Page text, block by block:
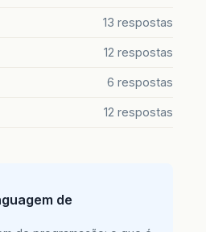
13 respostas
12 respostas
6 respostas
12 respostas
de